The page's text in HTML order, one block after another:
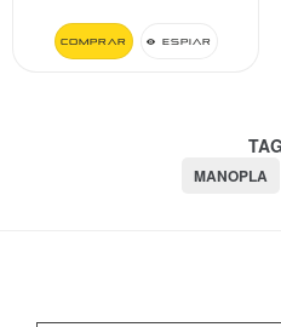
Comprar Espiar
MANOPLA